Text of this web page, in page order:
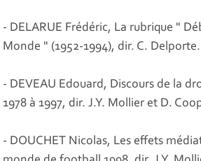
- DELARUE Frédéric, La rubrique "
Monde " (1952-1994), dir. C. Delporte.
- DEVEAU Edouard, Discours de la
1978 à 1997, dir. J.Y. Mollier et D.
- DOUCHET Nicolas, Les effets